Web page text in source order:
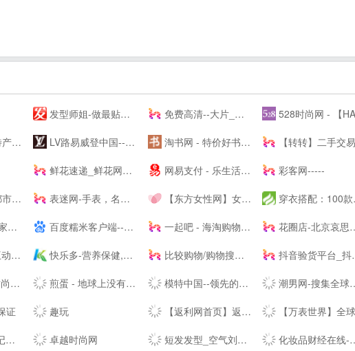
发型师姐-做最贴心的发型设计网 免费高清--大片_每日更新不停播_一起看剧吧 528时尚网 - 【HAO528时尚网】
洲制造 LV路易威登中国-- - LOUIS VUITTON官方--中文版 | LV-- 淘书网 - 特价好书天天抢 【转转】二手交易网,二手手机交易网,58闲置交易APP,转转客服
鲜花速递_鲜花网速递_鲜花配送【快至1小时送达】 网易支付 - 乐生活，易支付 彩客网-----
平台 表迷网-手表，名表，腕表-我的手表网，我的手表专家。 【东方女性网】女人我最大做时尚潮女人_时尚潮流女性_时尚女人 穿衣搭配：100款服装搭配技巧-穿衣搭配网-搭配搜
-- 百度糯米客户端--百度糯米--客户端下载页 一起吧 - 海淘购物网站大全，国外购物海外购，全球品牌商家华人网购导航 花圈店-北京哀思无限花圈店专业提供|花圈|殡葬花圈|殡仪花圈|葬礼花圈|丧礼花圈|祭奠花圈|吊唁花圈|丧事花圈|白事花圈|哀思花圈|公祭花圈|花篮|殡葬花篮|葬礼花篮|吊唁花篮|悼念花篮|丧事花篮|祭奠花束|吊唁花束|遗像托花|灵堂布置业务及在线订购花圈速递全国业务的服务商。
口 快乐多-营养保健,美容护肤品专业网,打造品质好生活,值得信赖 比较购物/购物搜索/购物返现/-顶九比价购物搜索引擎 抖音验货平台_抖音带货达人-种草之家
平台 煎蛋 - 地球上没有新鲜事 模特中国--领先的模特资讯及模特培训---- 潮男网-搜集全球潮牌及球鞋潮流情报「潮牌球鞋综合站」
证 趣玩 【返利网首页】返利折扣网_返利折扣网站-57折返利网 【万表世界】全球名表资讯互动平台！全球名表品牌文化、资讯、活动，手表知识、手表导购、手表鉴赏
南 卓越时尚网 短发发型_空气刘海_流行发型设计网_美发街 化妆品财经在线-用记录凝视产业